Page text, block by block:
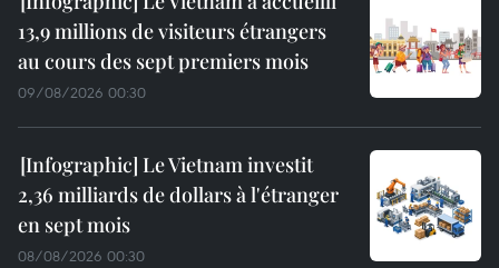
13,9 millions de visiteurs étrangers
au cours des sept premiers mois
09/08/2026 00:30
Le Vietnam investit
2,36 milliards de dollars à l'étranger
en sept mois
08/08/2026 00:30